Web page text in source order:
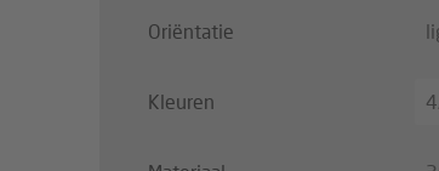
Oriëntatie
Kleuren